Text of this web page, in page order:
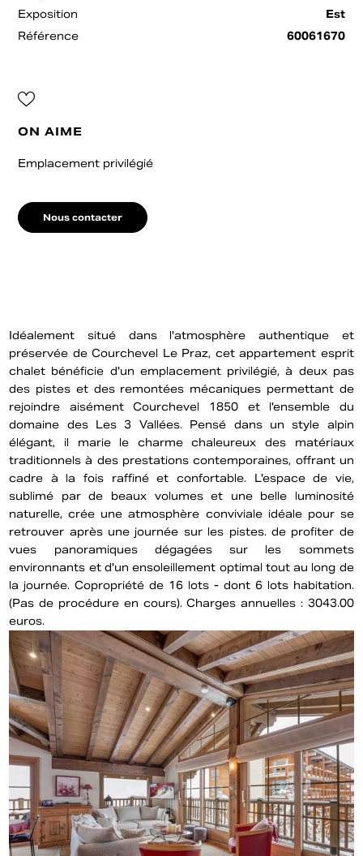
Exposition
Est
Référence
60061670
ON AIME
Emplacement privilégié
Nous contacter
Idéalement situé dans l'atmosphère authentique et
préservée de Courchevel Le Praz, cet appartement esprit
chalet bénéficie d'un emplacement privilégié, à deux pas
des pistes et des remontées mécaniques permettant de
rejoindre aisément Courchevel 1850 et l'ensemble du
domaine des Les 3 Vallées. Pensé dans un style alpin
élégant, il marie le charme chaleureux des matériaux
traditionnels à des prestations contemporaines, offrant un
cadre à la fois raffiné et confortable. L'espace de vie,
sublimé par de beaux volumes et une belle luminosité
naturelle, crée une atmosphère conviviale idéale pour se
retrouver après une journée sur les pistes. de profiter de
vues panoramiques dégagées sur les sommets
environnants et d'un ensoleillement optimal tout au long de
la journée. Copropriété de 16 lots - dont 6 lots habitation.
(Pas de procédure en cours). Charges annuelles : 3043.00
euros.